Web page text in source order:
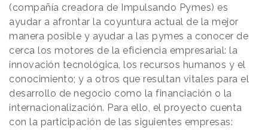
(compañía creadora de Impulsando Pymes) es
ayudar a afrontar la coyuntura actual de la mejor
manera posible y ayudar a las pymes a conocer de
cerca los motores de la eficiencia empresarial: la
innovación tecnológica, los recursos humanos y el
conocimiento; y a otros que resultan vitales para el
desarrollo de negocio como la financiación o la
internacionalización. Para ello, el proyecto cuenta
con la participación de las siguientes empresas: